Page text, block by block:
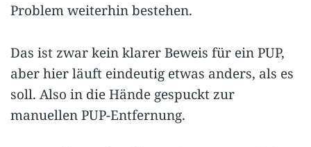
Problem weiterhin bestehen.
Das ist zwar kein klarer Beweis für ein PUP,
aber hier läuft eindeutig etwas anders, als es
soll. Also in die Hände gespuckt zur
manuellen PUP-Entfernung.